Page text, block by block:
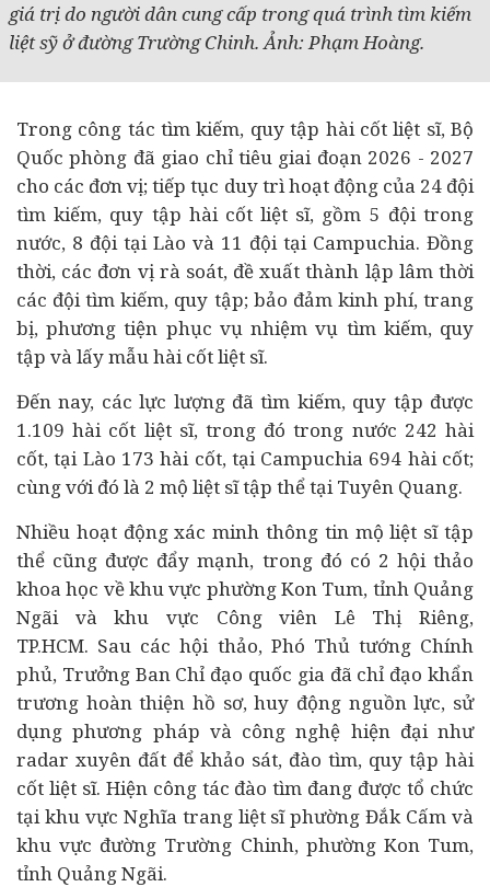
giá trị do người dân cung cấp trong quá trình tìm kiếm
liệt sỹ ở đường Trường Chinh.Ảnh: Phạm Hoàng.
Trong công tác tìm kiếm, quy tập hài cốt liệt sĩ, Bộ
Quốc phòng đã giao chỉ tiêu giai đoạn 2026 - 2027
cho các đơn vị; tiếp tục duy trì hoạt động của 24 đội
tìm kiếm, quy tập hài cốt liệt sĩ, gồm 5 đội trong
nước, 8 đội tại Lào và 11 đội tại Campuchia. Đồng
thời, các đơn vị rà soát, đề xuất thành lập lâm thời
các đội tìm kiếm, quy tập; bảo đảm kinh phí, trang
bị, phương tiện phục vụ nhiệm vụ tìm kiếm, quy
tập và lấy mẫu hài cốt liệt sĩ.
Đến nay, các lực lượng đã tìm kiếm, quy tập được
1.109 hài cốt liệt sĩ, trong đó trong nước 242 hài
cốt, tại Lào 173 hài cốt, tại Campuchia 694 hài cốt;
cùng với đó là 2 mộ liệt sĩ tập thể tại Tuyên Quang.
Nhiều hoạt động xác minh thông tin mộ liệt sĩ tập
thể cũng được đẩy mạnh, trong đó có 2 hội thảo
khoa học về khu vực phường Kon Tum, tỉnh Quảng
Ngãi và khu vực Công viên Lê Thị Riêng,
TP.HCM. Sau các hội thảo, Phó Thủ tướng Chính
phủ, Trưởng Ban Chỉ đạo quốc gia đã chỉ đạo khẩn
trương hoàn thiện hồ sơ, huy động nguồn lực, sử
dụng phương pháp và công nghệ hiện đại như
radar xuyên đất để khảo sát, đào tìm, quy tập hài
cốt liệt sĩ. Hiện công tác đào tìm đang được tổ chức
tại khu vực Nghĩa trang liệt sĩ phường Đắk Cấm và
khu vực đường Trường Chinh, phường Kon Tum,
tỉnh Quảng Ngãi.